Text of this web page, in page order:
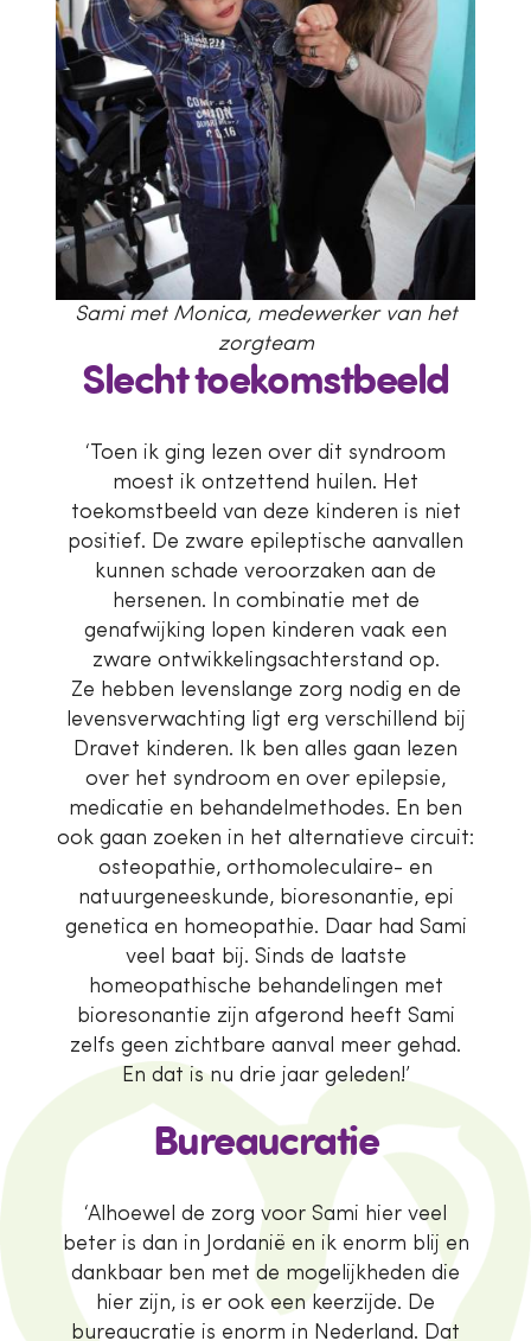
Sami met Monica, medewerker van het
zorgteam
Slecht toekomstbeeld
‘Toen ik ging lezen over dit syndroom
moest ik ontzettend huilen. Het
toekomstbeeld van deze kinderen is niet
positief. De zware epileptische aanvallen
kunnen schade veroorzaken aan de
hersenen. In combinatie met de
genafwijking lopen kinderen vaak een
zware ontwikkelingsachterstand op.
Ze hebben levenslange zorg nodig en de
levensverwachting ligt erg verschillend bij
Dravet kinderen. Ik ben alles gaan lezen
over het syndroom en over epilepsie,
medicatie en behandelmethodes. En ben
ook gaan zoeken in het alternatieve circuit:
osteopathie, orthomoleculaire- en
natuurgeneeskunde, bioresonantie, epi
genetica en homeopathie. Daar had Sami
veel baat bij. Sinds de laatste
homeopathische behandelingen met
bioresonantie zijn afgerond heeft Sami
zelfs geen zichtbare aanval meer gehad.
En dat is nu drie jaar geleden!’
Bureaucratie
‘Alhoewel de zorg voor Sami hier veel
beter is dan in Jordanië en ik enorm blij en
dankbaar ben met de mogelijkheden die
hier zijn, is er ook een keerzijde. De
bureaucratie is enorm in Nederland. Dat